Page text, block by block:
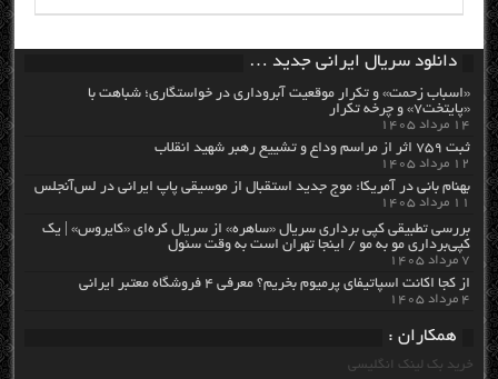
دانلود سریال ایرانی جدید …
«اسباب زحمت» و تکرار موقعیت آبروداری در خواستگاری؛ شباهت با
«پایتخت۷» و چرخه تکرار
۱۴ مرداد ۱۴۰۵
ثبت ۷۵۹ اثر از مراسم وداع و تشییع رهبر شهید انقلاب
۱۲ مرداد ۱۴۰۵
بهنام بانی در آمریکا: موج جدید استقبال از موسیقی پاپ ایرانی در لس‌آنجلس
۱۱ مرداد ۱۴۰۵
بررسی تطبیقی کپی برداری سریال «ساهره» از سریال کره‌ای «کایروس» | یک
کپی‌برداری مو به مو / اینجا تهران است به وقت سئول
۷ مرداد ۱۴۰۵
از کجا اکانت اسپاتیفای پرمیوم بخریم؟ معرفی ۴ فروشگاه معتبر ایرانی
۴ مرداد ۱۴۰۵
همکاران :
خرید بک لینک انگلیسی